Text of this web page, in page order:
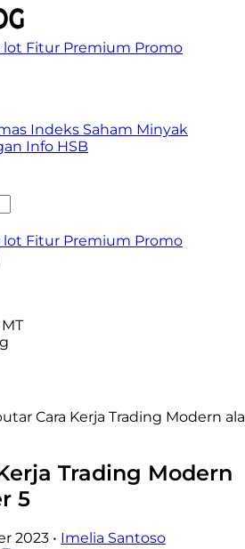
lot Fitur Premium Promo
Indeks Saham Minyak
Info HSB
lot Fitur Premium Promo
Cara Kerja Trading Modern ala
Trading Modern
5
2023 • Imelia Santoso